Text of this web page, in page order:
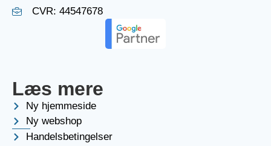
CVR: 44547678
Læs mere
Ny hjemmeside
Ny webshop
Handelsbetingelser